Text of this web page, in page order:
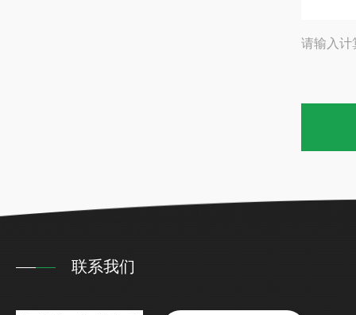
请输入计
联系我们